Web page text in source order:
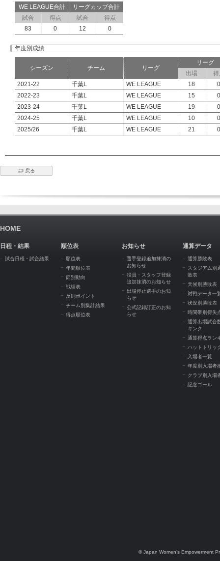
WE LEAGUE合計
リーグカップ合計
試合
得点 試合
得点
83
0 12 0
年度別成績
シーズン チーム リーグ
リーグ
出場
得
2021-22
千葉L WE LEAGUE 18
0
2022-23
千葉L WE LEAGUE 15
0
2023-24
千葉L WE LEAGUE 19
0
2024-25
千葉L WE LEAGUE 10
0
2025/26
千葉L WE LEAGUE 21 0
戻る
HOME
日程・結果
試合日程・試合結果
順位表
順位表
年間順位表
節別動向
戦績表
反則ポイント
チーム別集計結果
得点順位表
お知らせ
選手登録追加抹消の
お知らせ
役員・スタッフ登録
追加抹消のお知らせ
出場停止選手のお知
らせ
公式記録訂正のお知
らせ
通算データ
通算勝敗表
スタジアム別
敗表
天候別勝敗表
対戦データ一
状況別勝敗表
時間帯別得失
通算出場試合
キング
通算得点ラン
ハットトリッ
入場者一覧
年度別入場者
クラブ別入場
記念ゴール
© Japan Women’s Empowerment